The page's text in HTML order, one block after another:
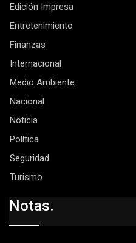
Edición Impresa
Entretenimiento
Finanzas
Internacional
Medio Ambiente
Nacional
Noticia
Política
Seguridad
Turismo
Notas.